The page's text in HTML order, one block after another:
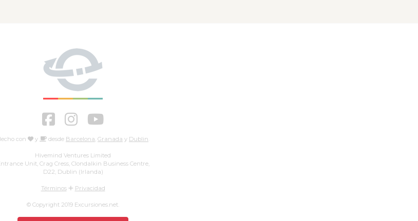
con y desde Barcelona, Granada y Dublin
Hivemind Ventures Limited
Unit, Crag Cress, Clondalkin Business Centre,
D22, Dublin (Irlanda)
Términos Privacidad
© Copyright 2019 Excursiones.net.